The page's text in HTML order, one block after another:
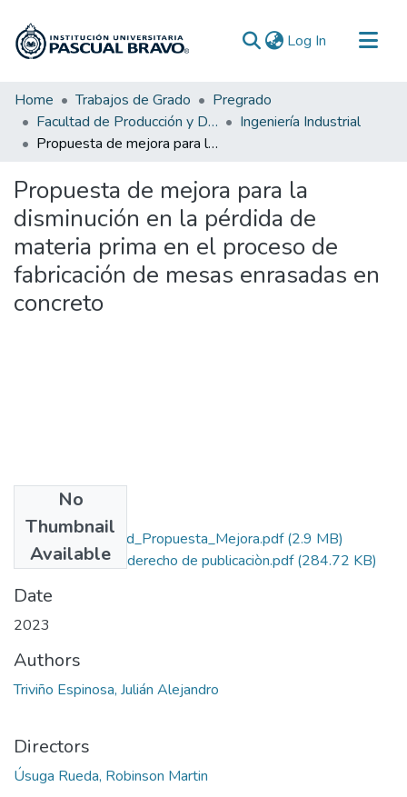
Log In (current)
Communities & Collections
All of DSpace
Statistics
Home Trabajos de Grado
Pregrado
Facultad de Producción y Diseño
Ingeniería Industrial
Propuesta de mejora para la disminución en la pérdida de materia prima en el proceso de fabricación de mesas enrasadas en concreto
Propuesta de mejora para la
disminución en la pérdida de
materia prima en el proceso de
fabricación de mesas enrasadas en
concreto
No
Thumbnail
Available
Rep_IUPB_Ing_Ind_Propuesta_Mejora.pdf(2.9 MB)
autorizaciòn de derecho de publicaciòn.pdf(284.72 KB)
Date
2023
Authors
Triviño Espinosa, Julián Alejandro
Directors
Úsuga Rueda, Robinson Martin